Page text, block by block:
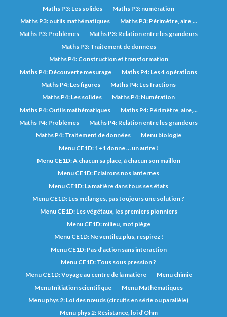
Maths P3: Les solides
Maths P3: numération
Maths P3: outils mathématiques
Maths P3: Périmètre, aire,...
Maths P3: Problèmes
Maths P3: Relation entre les grandeurs
Maths P3: Traitement de données
Maths P4: Construction et transformation
Maths P4: Découverte mesurage
Maths P4: Les 4 opérations
Maths P4: Les figures
Maths P4: Les fractions
Maths P4: Les solides
Maths P4: Numération
Maths P4: Outils mathématiques
Maths P4: Périmètre, aire,...
Maths P4: Problèmes
Maths P4: Relation entre les grandeurs
Maths P4: Traitement de données
Menu biologie
Menu CE1D: 1+1 donne … un autre !
Menu CE1D: A chacun sa place, à chacun son maillon
Menu CE1D: Eclairons nos lanternes
Menu CE1D: La matière dans tous ses états
Menu CE1D: Les mélanges, pas toujours une solution ?
Menu CE1D: Les végétaux, les premiers pionniers
Menu CE1D: milieu, mot piège
Menu CE1D: Ne ventilez plus, respirez !
Menu CE1D: Pas d’action sans interaction
Menu CE1D: Tous sous pression ?
Menu CE1D: Voyage au centre de la matière
Menu chimie
Menu Initiation scientifique
Menu Mathématiques
Menu phys 2: Loi des nœuds (circuits en série ou parallèle)
Menu phys 2: Résistance, loi d’Ohm